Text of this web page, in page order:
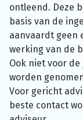
ontleend. Deze
basis van de
aanvaardt geen
werking van de
Ook niet voor
worden
Voor gericht
beste contact